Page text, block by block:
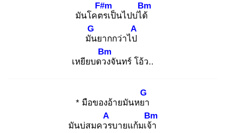
มันโคตร
F#m
เป็นไปบ่ได้
Bm
มัน
G
ยากกว่าไป
A
เหยียบดวง
Bm
จันทร์ โอ้ว..
* มือของอ้ายมันหยา
G
มันบ่สมควร
A
บายแก้มเจ้า
Bm